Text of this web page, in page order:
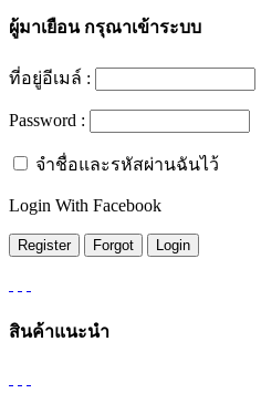
ผู้มาเยือนกรุณาเข้าระบบ
ที่อยู่อีเมล์ :
Password :
จำชื่อและรหัสผ่านฉันไว้
Login With Facebook
สินค้าแนะนำ